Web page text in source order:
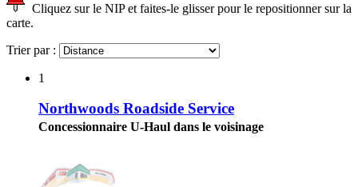
Cliquez sur le NIP et faites-le glisser pour le repositionner sur la
carte.
Trier par :
1
Northwoods Roadside Service
Concessionnaire U-Haul dans le voisinage